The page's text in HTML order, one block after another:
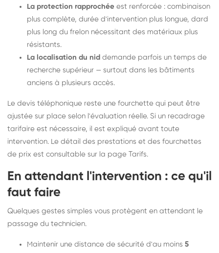
La protection rapprochée est renforcée : combinaison
plus complète, durée d'intervention plus longue, dard
plus long du frelon nécessitant des matériaux plus
résistants.
La localisation du nid demande parfois un temps de
recherche supérieur — surtout dans les bâtiments
anciens à plusieurs accès.
Le devis téléphonique reste une fourchette qui peut être
ajustée sur place selon l'évaluation réelle. Si un recadrage
tarifaire est nécessaire, il est expliqué avant toute
intervention. Le détail des prestations et des fourchettes
de prix est consultable sur la page Tarifs.
En attendant l'intervention : ce qu'il
faut faire
Quelques gestes simples vous protègent en attendant le
passage du technicien.
Maintenir une distance de sécurité d'au moins 5